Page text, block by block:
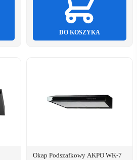
DO KOSZYKA
Okap Podszafkowy AKPO WK-7